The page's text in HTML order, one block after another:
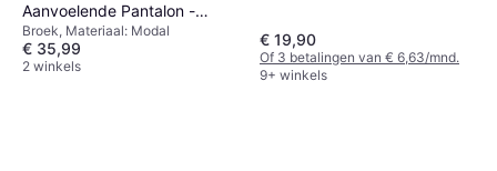
Aanvoelende Pantalon -
Zwart
Broek, Materiaal: Modal
€ 35,99
2 winkels
€ 19,90
Of 3 betalingen van € 6,63/mnd.
9+ winkels